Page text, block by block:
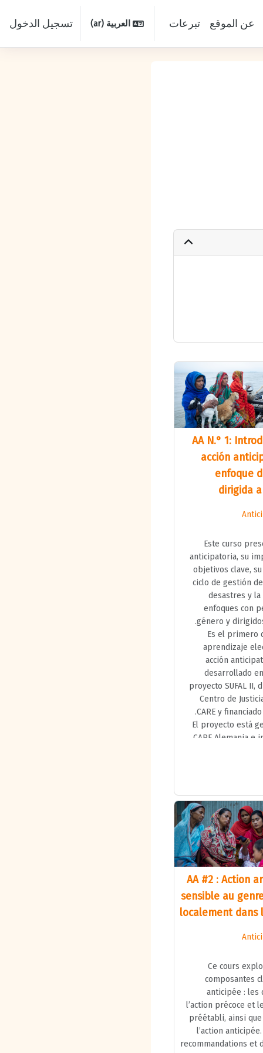
عن الموقع تبرعات العربية ‎(ar)‎ تسجيل الدخول
AA N.° 1:
acción
enfoque
dirigida
Este curso
anticipatoria, su
objetivos clave,
ciclo de gestión
desastres y la
enfoques con
género y
Es el primero
aprendizaje
acción
desarrollado
proyecto SUFAL II,
Centro de
CARE y financiado
El proyecto está
CARE Alemania e
por CARE Bangladés
AA #2 : Action
sensible au
localement dans
Ce cours
composantes
anticipée : les
l’action précoce et
préétabli, ainsi que
l’action
recommandations et